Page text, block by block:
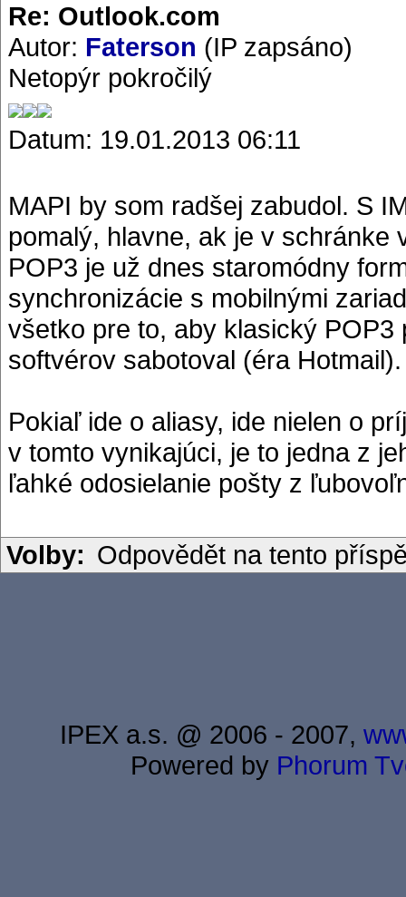
Re: Outlook.com
Autor: Faterson (IP zapsáno)
Netopýr pokročilý
Datum: 19.01.2013 06:11
MAPI by som radšej zabudol. S
pomalý, hlavne, ak je v schránke
POP3 je už dnes staromódny
synchronizácie s mobilnými
všetko pre to, aby klasický
softvérov sabotoval (éra Hotmail).
Pokiaľ ide o aliasy, ide nielen o
v tomto vynikajúci, je to jedna z
ľahké odosielanie pošty z
Volby: Odpovědět na tento
IPEX a.s. @ 2006 - 2007,
Powered by Phorum